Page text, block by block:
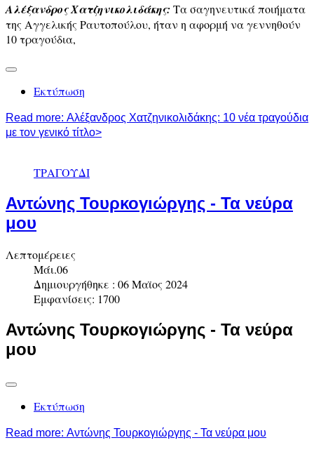
Αλέξανδρος Χατζηνικολιδάκης: Tα σαγηνευτικά ποιήματα
της Αγγελικής Ραυτοπούλου, ήταν η αφορμή να γεννηθούν
10 τραγούδια,
Εκτύπωση
Read more: Αλέξανδρος Χατζηνικολιδάκης: 10 νέα τραγούδια
με τον γενικό τίτλο>
ΤΡΑΓΟΥΔΙ
Αντώνης Τουρκογιώργης - Τα νεύρα
μου
Λεπτομέρειες
Μάι.06
Δημιουργήθηκε : 06 Μαϊος 2024
Εμφανίσεις: 1700
Αντώνης Τουρκογιώργης - Τα νεύρα
μου
Εκτύπωση
Read more: Αντώνης Τουρκογιώργης - Τα νεύρα μου